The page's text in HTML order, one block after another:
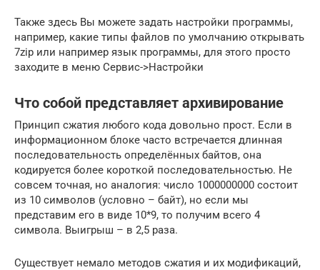
Также здесь Вы можете задать настройки программы,
например, какие типы файлов по умолчанию открывать
7zip или например язык программы, для этого просто
заходите в меню Сервис->Настройки
Что собой представляет архивирование
Принцип сжатия любого кода довольно прост. Если в
информационном блоке часто встречается длинная
последовательность определённых байтов, она
кодируется более короткой последовательностью. Не
совсем точная, но аналогия: число 1000000000 состоит
из 10 символов (условно – байт), но если мы
представим его в виде 10*9, то получим всего 4
символа. Выигрыш – в 2,5 раза.
Существует немало методов сжатия и их модификаций,